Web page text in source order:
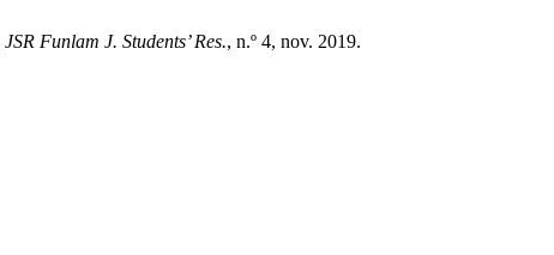
JSR Funlam J. Students’ Res., n.º 4, nov. 2019.